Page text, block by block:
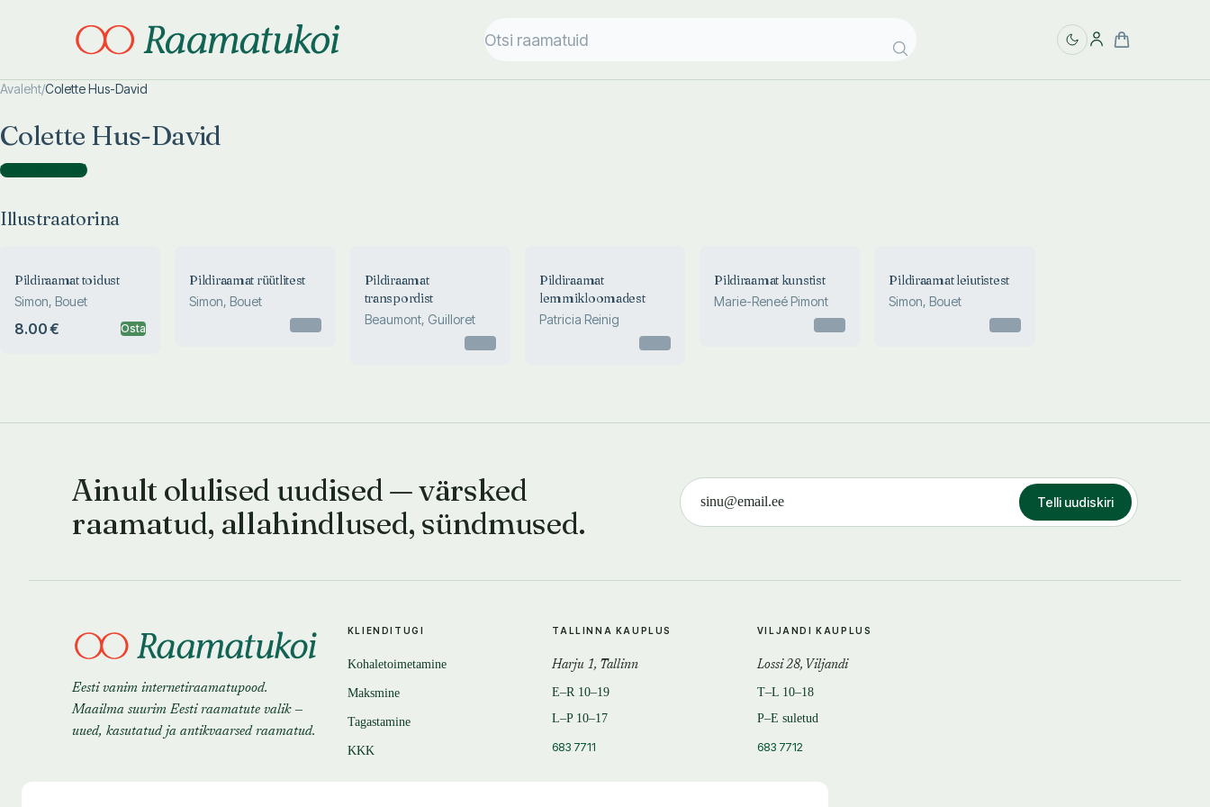
Avaleht/Colette Hus-David
Colette Hus-David
Illustraatorina )
Illustraatorina
Pildiraamat toidust
Simon, Bouet
8.00 € Osta
Pildiraamat rüütlitest
Simon, Bouet
Pildiraamat
transpordist
Beaumont, Guilloret
Pildiraamat
lemmikloomadest
Patricia Reinig
Pildiraamat kunstist
Marie-Reneé Pimont
Pildiraamat leiutistest
Simon, Bouet
Ainult olulised uudised — värsked
raamatud, allahindlused, sündmused.
Telli uudiskiri
Eesti vanim internetiraamatupood.
Maailma suurim Eesti raamatute valik —
uued, kasutatud ja antikvaarsed raamatud.
KLIENDITUGI
Kohaletoimetamine
Maksmine
Tagastamine
KKK
TALLINNA KAUPLUS
Harju 1, Tallinn
E–R 10–19
L–P 10–17
683 7711
VILJANDI KAUPLUS
Lossi 28, Viljandi
T–L 10–18
P–E suletud
683 7712